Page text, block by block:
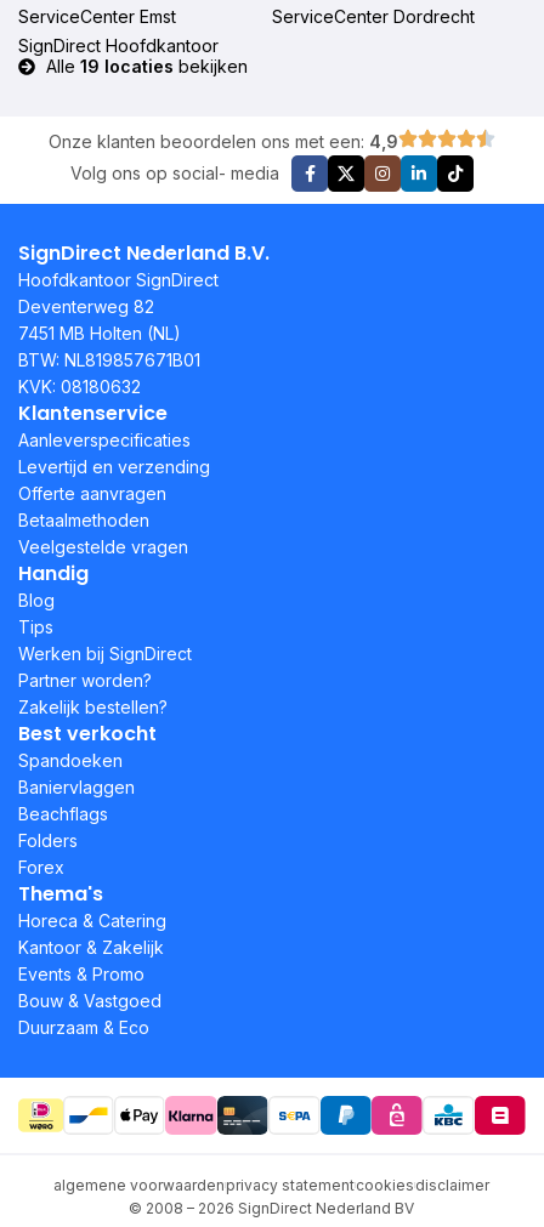
ServiceCenter Emst
ServiceCenter Dordrecht
SignDirect Hoofdkantoor
Alle 19 locaties bekijken
Onze klanten beoordelen ons met een: 4,9
Volg ons op social- media
SignDirect Nederland B.V.
Hoofdkantoor SignDirect
Deventerweg 82
7451 MB Holten (NL)
BTW: NL819857671B01
KVK: 08180632
Klantenservice
Aanleverspecificaties
Levertijd en verzending
Offerte aanvragen
Betaalmethoden
Veelgestelde vragen
Handig
Blog
Tips
Werken bij SignDirect
Partner worden?
Zakelijk bestellen?
Best verkocht
Spandoeken
Baniervlaggen
Beachflags
Folders
Forex
Thema's
Horeca & Catering
Kantoor & Zakelijk
Events & Promo
Bouw & Vastgoed
Duurzaam & Eco
algemene voorwaardenprivacy statementcookiesdisclaimer
© 2008 – 2026 SignDirect Nederland BV